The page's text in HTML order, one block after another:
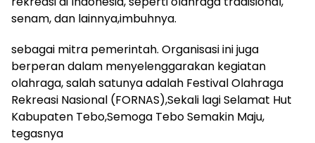
senam, dan lainnya,imbuhnya.
sebagai mitra pemerintah. Organisasi ini juga
berperan dalam menyelenggarakan kegiatan
olahraga, salah satunya adalah Festival Olahraga
Rekreasi Nasional (FORNAS),Sekali lagi Selamat Hut
Kabupaten Tebo,Semoga Tebo Semakin Maju,
tegasnya